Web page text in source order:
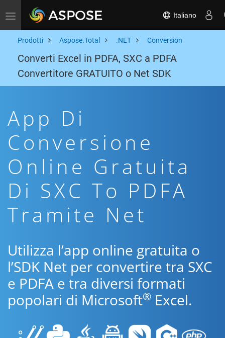
Toggle navigation Italiano
Prodotti Aspose.Total .NET Conversion
Converti Excel in PDFA, SXC a PDFA
Convertitore GRATUITO o Net SDK
App Di
Conversione
Online Gratuita
Di SXC To PDFA
Tramite Net
Utilizza l’app online gratuita o
l’SDK Net per convertire tra SXC
e PDFA e tra diversi formati
popolari di Microsoft® Excel.